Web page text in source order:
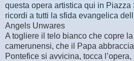
questa opera artistica qui in Piazza
ricordi a tutti la sfida evangelica
Angels Unwares
A togliere il telo bianco che copre
camerunensi, che il Papa
Pontefice si avvicina, tocca l’opera,